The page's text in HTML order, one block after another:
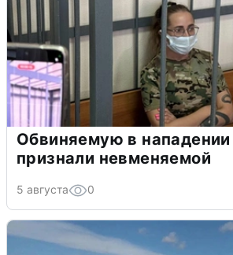
Обвиняемую в нападении
признали невменяемой
5 августа 0